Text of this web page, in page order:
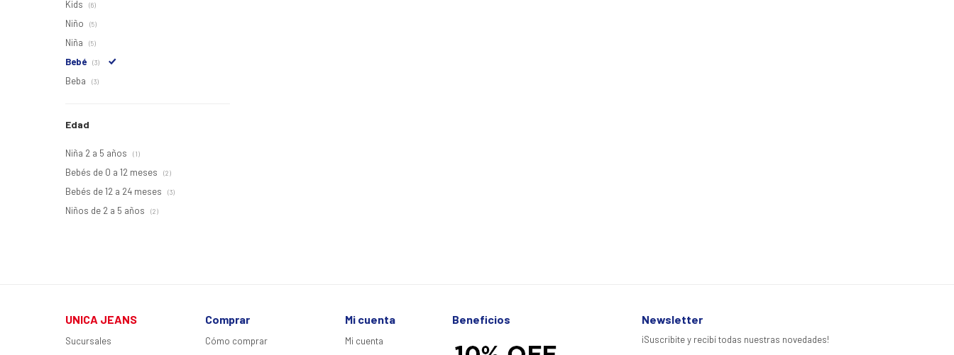
Kids (6)
Niño (5)
Niña (5)
Bebé (3)
Beba (3)
Edad
Niña 2 a 5 años (1)
Bebés de 0 a 12 meses (2)
Bebés de 12 a 24 meses (3)
Niños de 2 a 5 años (2)
UNICA JEANS
Sucursales
Comprar
Cómo comprar
Mi cuenta
Mi cuenta
Beneficios Newsletter
¡Suscribite y recibí todas nuestras novedades!